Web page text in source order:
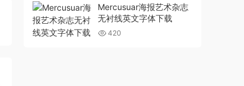
Mercusuar海报艺术杂志
无衬线英文字体下载
420